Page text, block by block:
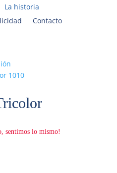
La historia
Contacto